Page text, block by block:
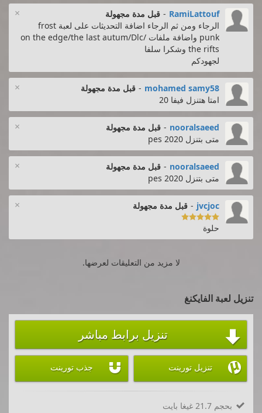
× RamiLattouf
- قبل مدة مجهولة
الرجاء ومن ثم الرجاء اضافة التحديثات على لعبة frost
punk واضافة ملفات on the edge/the last autum/Dlc/
the rifts وشكرا سلفا
لجهودكم
× mohamed samy58
- قبل مدة مجهولة
امتا هتنزل فيفا 20
× nooralsaeed
- قبل مدة مجهولة
متى بتنزل pes 2020
× nooralsaeed
- قبل مدة مجهولة
متى بتنزل pes 2020
× jvcjoc
- قبل مدة مجهولة

حلوة
لا مزيد من التعليقات لعرضها.
تنزيل لعبة الفايكنغ
 تنزيل برابط مباشر
 تنزيل تورينت  جذب تورينت
 بحجم 21.7 غيغا بايت